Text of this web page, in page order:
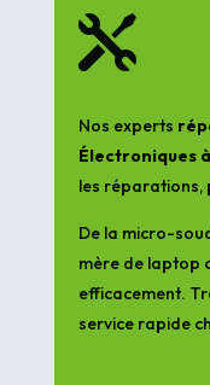

Nos experts
Électroniques
les réparations,
De la micro-
mère de laptop
efficacement.
service rapide